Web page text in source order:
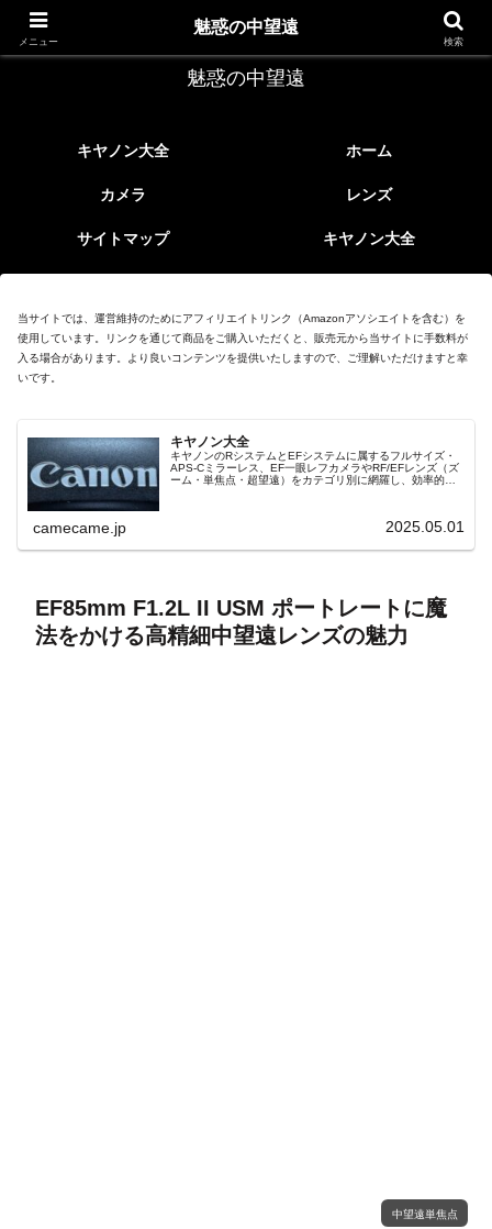
レトロなEFレンズ
魅惑の中望遠
キヤノン大全 ホーム
カメラ レンズ
サイトマップ キヤノン大全
当サイトでは、運営維持のためにアフィリエイトリンク（Amazonアソシエイトを含む）を
使用しています。リンクを通じて商品をご購入いただくと、販売元から当サイトに手数料が
入る場合があります。より良いコンテンツを提供いたしますので、ご理解いただけますと幸
いです。
キヤノン大全
キヤノンのRシステムとEFシステムに属するフルサイズ・
APS-Cミラーレス、EF一眼レフカメラやRF/EFレンズ（ズ
ーム・単焦点・超望遠）をカテゴリ別に網羅し、効率的に
camecame.jp 2025.05.01
EF85mm F1.2L II USM ポートレートに魔
法をかける高精細中望遠レンズの魅力
中望遠単焦点
メニュー
魅惑の中望遠
検索